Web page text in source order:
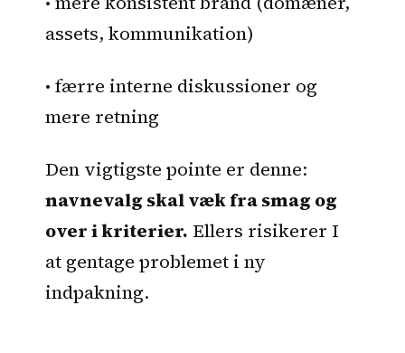
assets, kommunikation)
• færre interne diskussioner og
mere retning
Den vigtigste pointe er denne:
navnevalg skal væk fra smag og
over i kriterier. Ellers risikerer I
at gentage problemet i ny
indpakning.